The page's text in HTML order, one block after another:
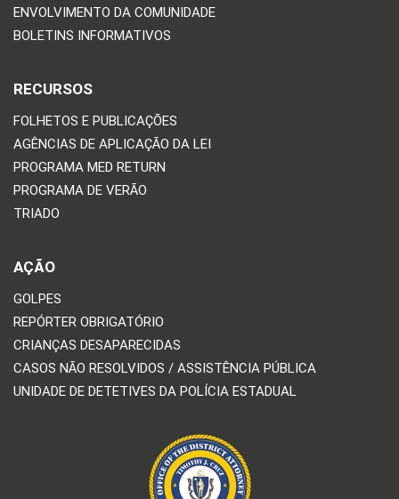
ENVOLVIMENTO DA COMUNIDADE
BOLETINS INFORMATIVOS
RECURSOS
FOLHETOS E PUBLICAÇÕES
AGÊNCIAS DE APLICAÇÃO DA LEI
PROGRAMA MED RETURN
PROGRAMA DE VERÃO
TRIADO
AÇÃO
GOLPES
REPÓRTER OBRIGATÓRIO
CRIANÇAS DESAPARECIDAS
CASOS NÃO RESOLVIDOS / ASSISTÊNCIA PÚBLICA
UNIDADE DE DETETIVES DA POLÍCIA ESTADUAL